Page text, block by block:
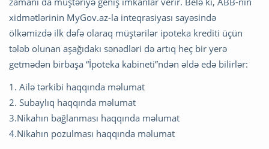
xidmətlərinin MyGov.az-la inteqrasiyası sayəsində
ölkəmizdə ilk dəfə olaraq müştərilər ipoteka krediti üçün
tələb olunan aşağıdakı sənədləri də artıq heç bir yerə
getmədən birbaşa “İpoteka kabineti”ndən əldə edə bilirlər:
1. Ailə tərkibi haqqında məlumat
2. Subaylıq haqqında məlumat
3.Nikahın bağlanması haqqında məlumat
4.Nikahın pozulması haqqında məlumat